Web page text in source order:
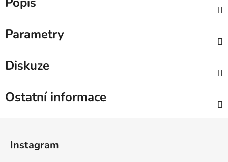
Parametry
Diskuze
Ostatní informace
Instagram